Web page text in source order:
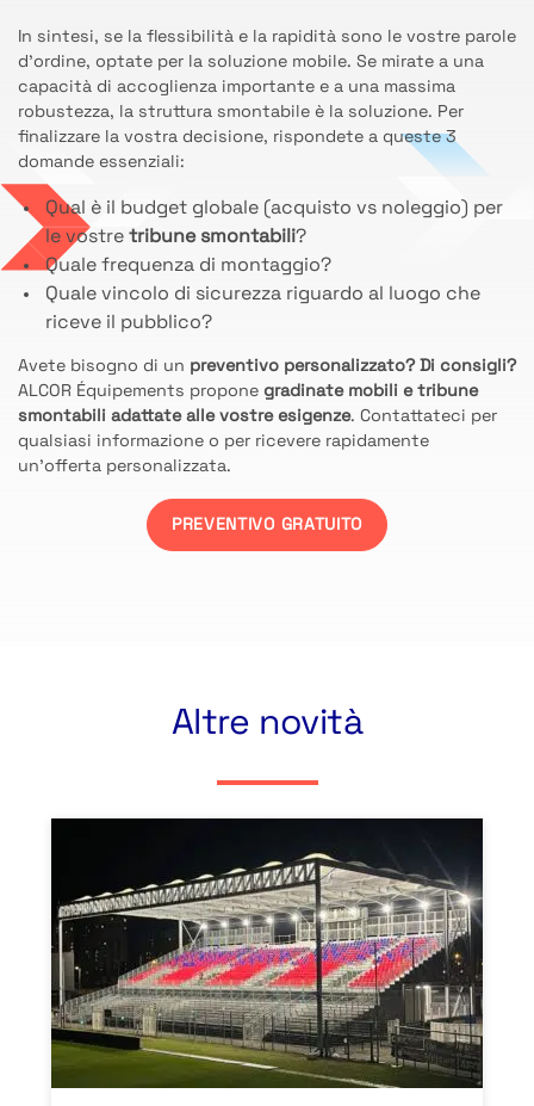
In sintesi, se la flessibilità e la rapidità sono le vostre parole
d’ordine, optate per la soluzione mobile. Se mirate a una
capacità di accoglienza importante e a una massima
robustezza, la struttura smontabile è la soluzione. Per
finalizzare la vostra decisione, rispondete a queste 3
domande essenziali:
Qual è il budget globale (acquisto vs noleggio) per
le vostre tribune smontabili?
Quale frequenza di montaggio?
Quale vincolo di sicurezza riguardo al luogo che
riceve il pubblico?
Avete bisogno di un preventivo personalizzato? Di consigli?
ALCOR Équipements propone gradinate mobili e tribune
smontabili adattate alle vostre esigenze. Contattateci per
qualsiasi informazione o per ricevere rapidamente
un’offerta personalizzata.
PREVENTIVO GRATUITO
Altre novità